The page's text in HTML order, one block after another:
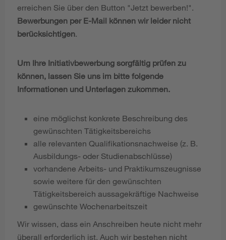
erreichen Sie über den Button "Jetzt bewerben!".
Bewerbungen per E-Mail können wir leider nicht
berücksichtigen.
Um Ihre Initiativbewerbung sorgfältig prüfen zu
können, lassen Sie uns im bitte folgende
Informationen und Unterlagen zukommen.
eine möglichst konkrete Beschreibung des
gewünschten Tätigkeitsbereichs
alle relevanten Qualifikationsnachweise (z. B.
Ausbildungs- oder Studienabschlüsse)
vorhandene Arbeits- und Praktikumszeugnisse
sowie weitere für den gewünschten
Tätigkeitsbereich aussagekräftige Nachweise
gewünschte Wochenarbeitszeit
Wir wissen, dass ein Anschreiben heute nicht mehr
überall erforderlich ist. Auch wir bestehen nicht